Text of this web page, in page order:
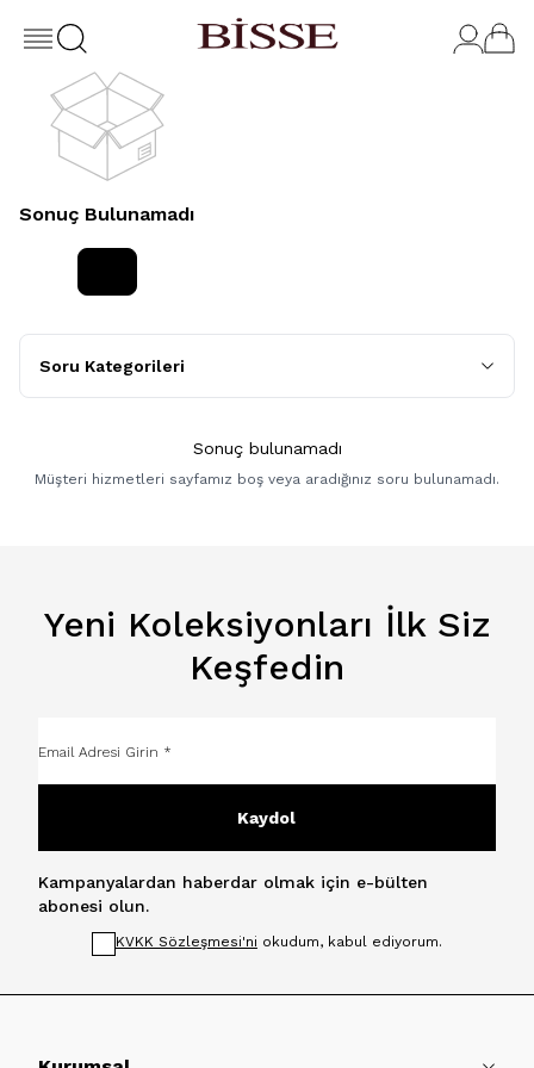
Sonuç Bulunamadı
Soru Kategorileri
Sonuç bulunamadı
Müşteri hizmetleri sayfamız boş veya aradığınız soru bulunamadı.
Yeni Koleksiyonları İlk Siz
Keşfedin
Kaydol
Kampanyalardan haberdar olmak için e-bülten
abonesi olun.
KVKK Sözleşmesi'ni okudum, kabul ediyorum.